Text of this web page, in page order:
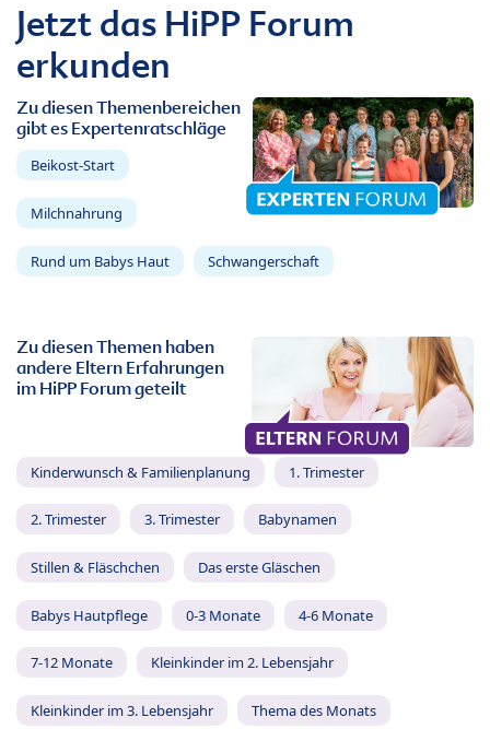
Jetzt das HiPP Forum
erkunden
Zu diesen Themenbereichen
gibt es Expertenratschläge
Beikost-Start
Milchnahrung
Rund um Babys Haut Schwangerschaft
Zu diesen Themen haben
andere Eltern Erfahrungen
im HiPP Forum geteilt
Kinderwunsch & Familienplanung 1. Trimester
2. Trimester 3. Trimester Babynamen
Stillen & Fläschchen Das erste Gläschen
Babys Hautpflege 0-3 Monate 4-6 Monate
7-12 Monate Kleinkinder im 2. Lebensjahr
Kleinkinder im 3. Lebensjahr Thema des Monats